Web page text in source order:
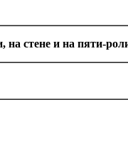
на стене и на пяти-